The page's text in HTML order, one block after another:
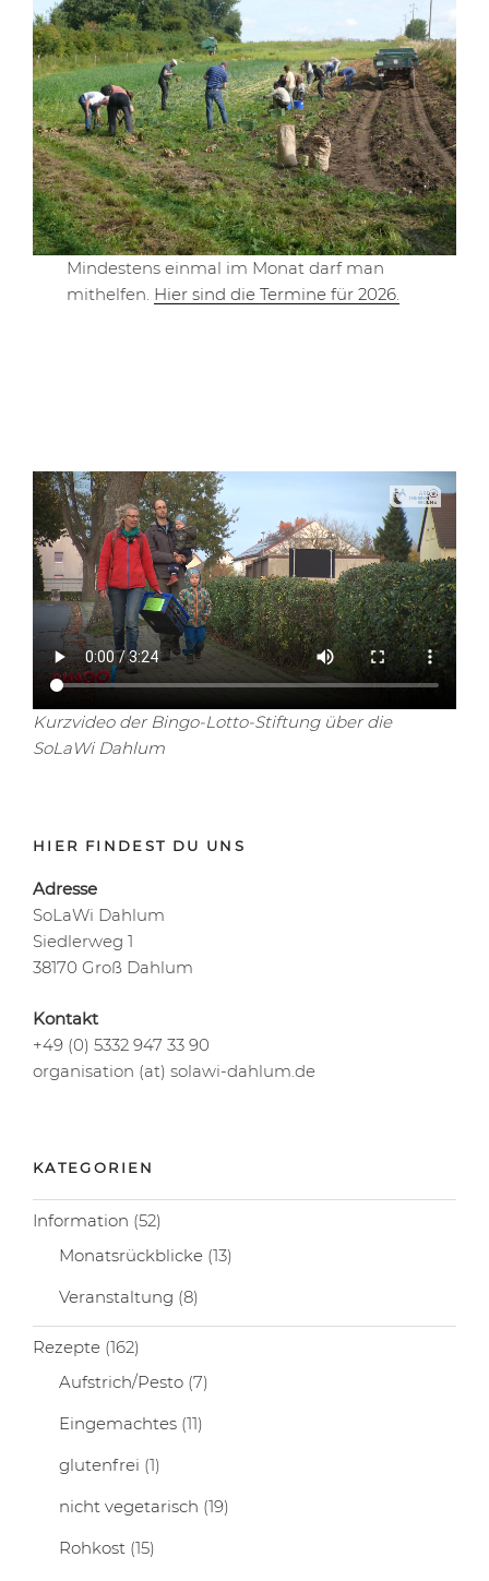
Mindestens einmal im Monat darf man
mithelfen. Hier sind die Termine für 2026.
Kurzvideo der Bingo-Lotto-Stiftung über die
SoLaWi Dahlum
HIER FINDEST DU UNS
Adresse
SoLaWi Dahlum
Siedlerweg 1
38170 Groß Dahlum
Kontakt
+49 (0) 5332 947 33 90
organisation (at) solawi-dahlum.de
KATEGORIEN
Information (52)
Monatsrückblicke (13)
Veranstaltung (8)
Rezepte (162)
Aufstrich/Pesto (7)
Eingemachtes (11)
glutenfrei (1)
nicht vegetarisch (19)
Rohkost (15)